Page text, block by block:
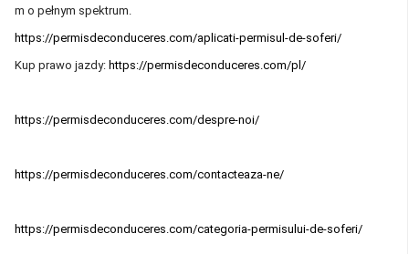
m o pełnym spektrum.
https://permisdeconduceres.com/aplicati-permisul-de-soferi/
Kup prawo jazdy: https://permisdeconduceres.com/pl/
https://permisdeconduceres.com/despre-noi/
https://permisdeconduceres.com/contacteaza-ne/
https://permisdeconduceres.com/categoria-permisului-de-soferi/